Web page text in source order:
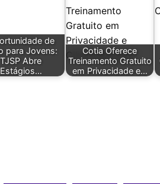
de
para Jovens:
TJSP Abre
Estágios…
Cotia Oferece
Treinamento Gratuito
em Privacidade e…